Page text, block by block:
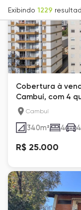
Exibindo 1229
Cobertura à
Cambuí, com 4
Cambuí
340m² 4 4
R$ 25.000